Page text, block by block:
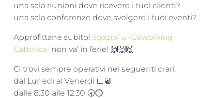
una sala riunioni dove ricevere i tuoi clienti?
una sala conferenze dove svolgere i tuoi eventi?
Approfittane subito! SpazioTu -Coworking
Cattolica- non va’ in ferie! 🙌🙌🙌
Ci trovi sempre operativi nei seguenti orari:
dal Lunedì al Venerdì 📅 📆
dalle 8:30 alle 12:30 🕣🕧